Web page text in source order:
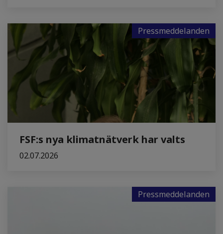
Pressmeddelanden
FSF:s nya klimatnätverk har valts
02.07.2026
Pressmeddelanden